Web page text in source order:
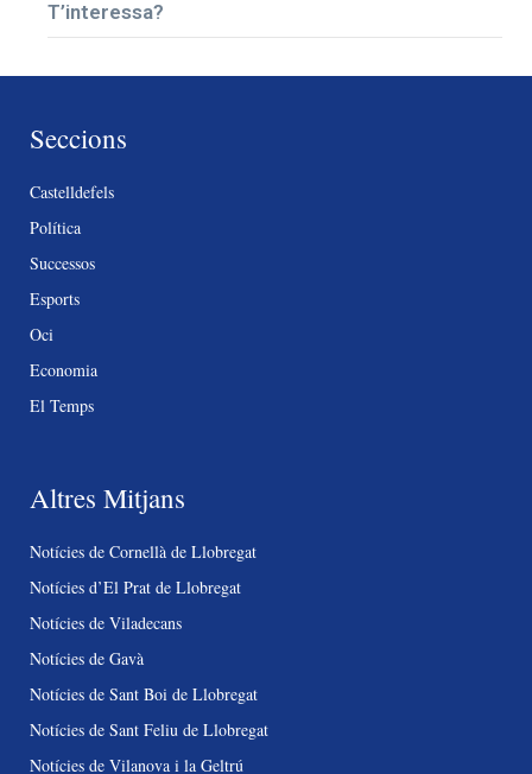
T’interessa?
Seccions
Castelldefels
Política
Successos
Esports
Oci
Economia
El Temps
Altres Mitjans
Notícies de Cornellà de Llobregat
Notícies d’El Prat de Llobregat
Notícies de Viladecans
Notícies de Gavà
Notícies de Sant Boi de Llobregat
Notícies de Sant Feliu de Llobregat
Notícies de Vilanova i la Geltrú